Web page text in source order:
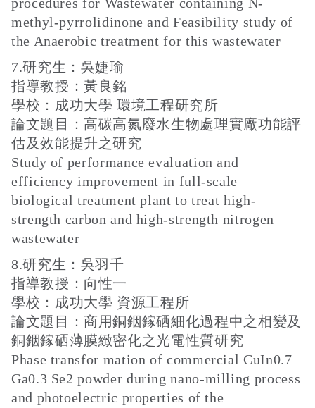
methyl-pyrrolidinone and Feasibility study of
the Anaerobic treatment for this wastewater
7.研究生：吳婕瑜
指導教授：黃良銘
學校：成功大學 環境工程研究所
論文題目：高碳高氮廢水生物處理實廠功能評
估及效能提升之研究
Study of performance evaluation and
efficiency improvement in full-scale
biological treatment plant to treat high-
strength carbon and high-strength nitrogen
wastewater
8.研究生：吳羽千
指導教授：向性一
學校：成功大學 資源工程所
論文題目：商用銅銦鎵硒細化過程中之相變及
銅銦鎵硒薄膜緻密化之光電性質研究
Phase transfor mation of commercial CuIn0.7
Ga0.3 Se2 powder during nano-milling process
and photoelectric properties of the